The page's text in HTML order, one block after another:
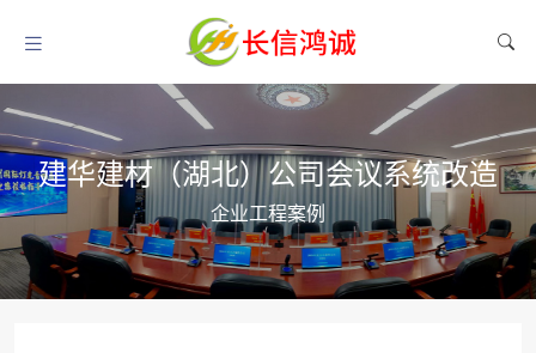
建华建材（湖北）公司会议系统改造
企业工程案例